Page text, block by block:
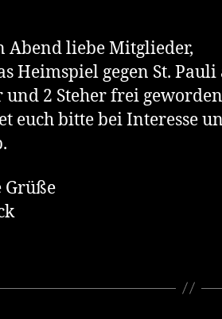
Abend liebe Mitglieder,
Heimspiel gegen St.
und 2 Steher frei
euch bitte bei Interesse
Grüße